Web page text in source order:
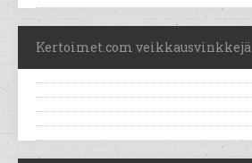
Kertoimet.com veikkausvinkkejä